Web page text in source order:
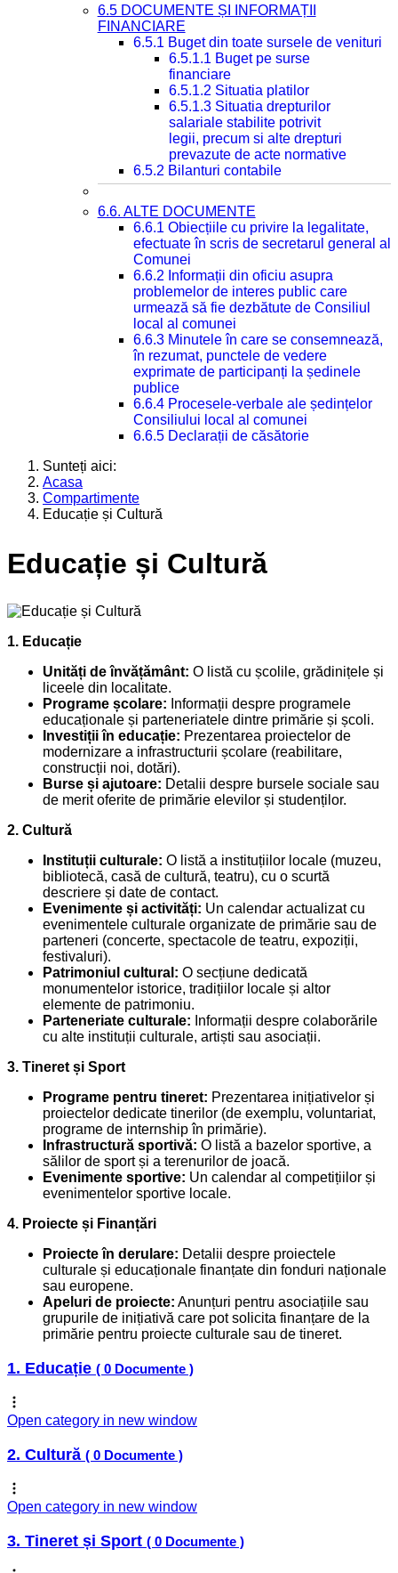
6.5 DOCUMENTE ȘI INFORMAȚII
FINANCIARE
6.5.1 Buget din toate sursele de venituri
6.5.1.1 Buget pe surse
financiare
6.5.1.2 Situatia platilor
6.5.1.3 Situatia drepturilor
salariale stabilite potrivit
legii, precum si alte drepturi
prevazute de acte normative
6.5.2 Bilanturi contabile
6.6. ALTE DOCUMENTE
6.6.1 Obiecțiile cu privire la legalitate,
efectuate în scris de secretarul general al
Comunei
6.6.2 Informații din oficiu asupra
problemelor de interes public care
urmează să fie dezbătute de Consiliul
local al comunei
6.6.3 Minutele în care se consemnează,
în rezumat, punctele de vedere
exprimate de participanți la ședinele
publice
6.6.4 Procesele-verbale ale ședințelor
Consiliului local al comunei
6.6.5 Declarații de căsătorie
Sunteți aici:
Acasa
Compartimente
Educație și Cultură
Educație și Cultură
1. Educație
Unități de învățământ: O listă cu școlile, grădinițele și
liceele din localitate.
Programe școlare: Informații despre programele
educaționale și parteneriatele dintre primărie și școli.
Investiții în educație: Prezentarea proiectelor de
modernizare a infrastructurii școlare (reabilitare,
construcții noi, dotări).
Burse și ajutoare: Detalii despre bursele sociale sau
de merit oferite de primărie elevilor și studenților.
2. Cultură
Instituții culturale: O listă a instituțiilor locale (muzeu,
bibliotecă, casă de cultură, teatru), cu o scurtă
descriere și date de contact.
Evenimente și activități: Un calendar actualizat cu
evenimentele culturale organizate de primărie sau de
parteneri (concerte, spectacole de teatru, expoziții,
festivaluri).
Patrimoniul cultural: O secțiune dedicată
monumentelor istorice, tradițiilor locale și altor
elemente de patrimoniu.
Parteneriate culturale: Informații despre colaborările
cu alte instituții culturale, artiști sau asociații.
3. Tineret și Sport
Programe pentru tineret: Prezentarea inițiativelor și
proiectelor dedicate tinerilor (de exemplu, voluntariat,
programe de internship în primărie).
Infrastructură sportivă: O listă a bazelor sportive, a
sălilor de sport și a terenurilor de joacă.
Evenimente sportive: Un calendar al competițiilor și
evenimentelor sportive locale.
4. Proiecte și Finanțări
Proiecte în derulare: Detalii despre proiectele
culturale și educaționale finanțate din fonduri naționale
sau europene.
Apeluri de proiecte: Anunțuri pentru asociațiile sau
grupurile de inițiativă care pot solicita finanțare de la
primărie pentru proiecte culturale sau de tineret.
1. Educație ( 0 Documente )
Open category in new window
2. Cultură ( 0 Documente )
Open category in new window
3. Tineret și Sport ( 0 Documente )